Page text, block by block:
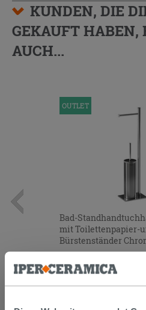
KUNDEN, DIE
GEKAUFT HABEN,
AUCH...
OUTLET
Bad-
mit Toilettenpapier-
Bürstenständer
37,90 € /STK.
IN DEN